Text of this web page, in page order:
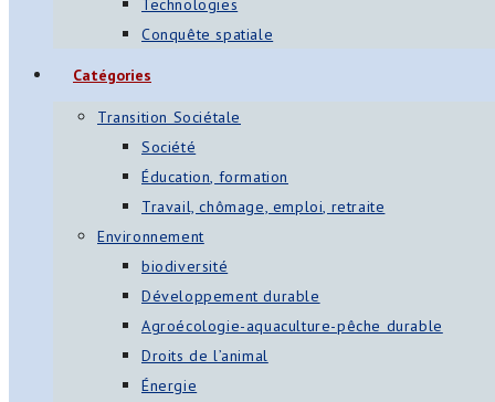
Technologies
Conquête spatiale
Catégories
Transition Sociétale
Société
Éducation, formation
Travail, chômage, emploi, retraite
Environnement
biodiversité
Développement durable
Agroécologie-aquaculture-pêche durable
Droits de l’animal
Énergie